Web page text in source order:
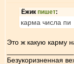
Ёжик пишет:
карма числа пи
Это ж какую карму
Безукоризненная